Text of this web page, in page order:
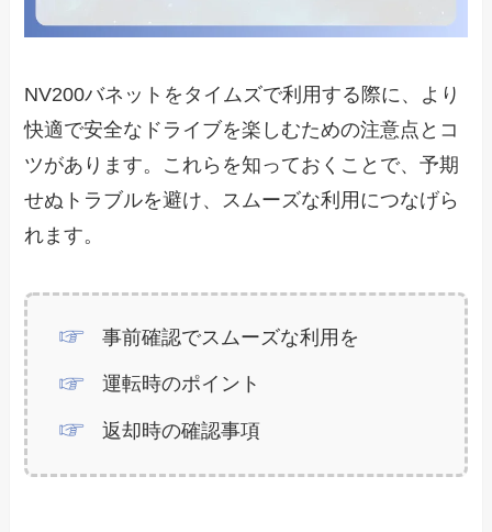
NV200バネットをタイムズで利用する際に、より
快適で安全なドライブを楽しむための注意点とコ
ツがあります。これらを知っておくことで、予期
せぬトラブルを避け、スムーズな利用につなげら
れます。
事前確認でスムーズな利用を
運転時のポイント
返却時の確認事項